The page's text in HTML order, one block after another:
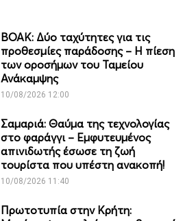
ΒΟΑΚ: Δύο ταχύτητες για τις
προθεσμίες παράδοσης – Η πίεση
των οροσήμων του Ταμείου
Ανάκαμψης
10/08/2026 12:00
Σαμαριά: Θαύμα της τεχνολογίας
στο φαράγγι – Εμφυτευμένος
απινιδωτής έσωσε τη ζωή
τουρίστα που υπέστη ανακοπή!
10/08/2026 11:40
Πρωτοτυπία στην Κρήτη: